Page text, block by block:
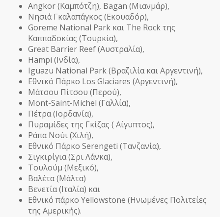
Angkor (Καμπότζη), Bagan (Μιανμάρ),
Νησιά Γκαλαπάγκος (Εκουαδόρ),
Goreme National Park και The Rock της
Καππαδοκίας (Τουρκία),
Great Barrier Reef (Αυστραλία),
Hampi (Ινδία),
Iguazu National Park (Βραζιλία και Αργεντινή),
Εθνικό Πάρκο Los Glaciares (Αργεντινή),
Μάτσου Πίτσου (Περού),
Mont-Saint-Michel (Γαλλία),
Πέτρα (Ιορδανία),
Πυραμίδες της Γκίζας ( Αίγυπτος),
Ράπα Νούι (Χιλή),
Εθνικό Πάρκο Serengeti (Τανζανία),
Σιγκιρίγια (Σρι Λάνκα),
Τουλούμ (Μεξικό),
Βαλέτα (Μάλτα)
Βενετία (Ιταλία) και
Εθνικό πάρκο Yellowstone (Ηνωμένες Πολιτείες
της Αμερικής).